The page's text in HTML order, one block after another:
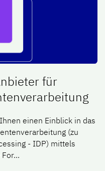
für
einen Einblick in das
(zu
- IDP) mittels